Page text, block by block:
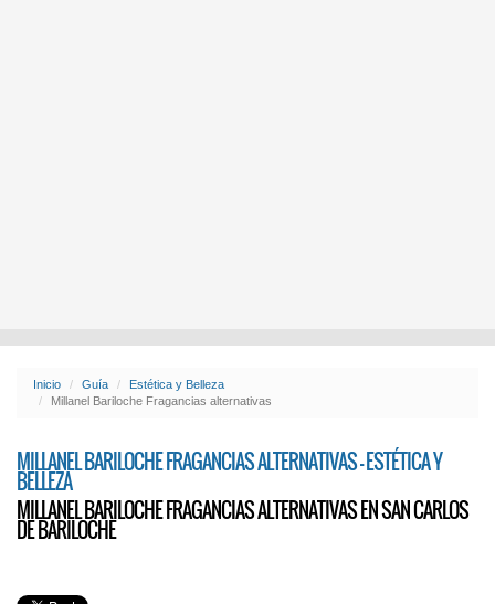
Inicio Guía
Estética y Belleza
Millanel Bariloche Fragancias alternativas
MILLANEL BARILOCHE FRAGANCIAS ALTERNATIVAS - ESTÉTICA Y
BELLEZA
MILLANEL BARILOCHE FRAGANCIAS ALTERNATIVAS EN SAN CARLOS
DE BARILOCHE